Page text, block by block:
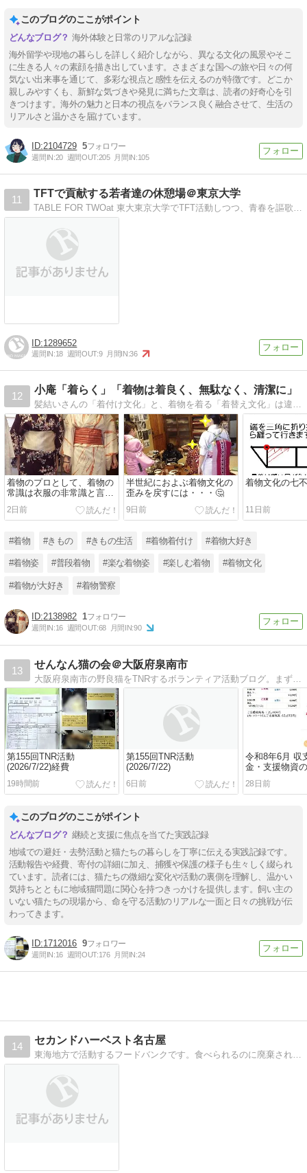
このブログのここがポイント
海外体験と日常のリアルな記録
海外留学や現地の暮らしを詳しく紹介しながら、異なる文化の風景やそこ
に生きる人々の素顔を描き出しています。さまざまな国への旅や日々の何
気ない出来事を通じて、多彩な視点と感性を伝えるのが特徴です。どこか
親しみやすくも、新鮮な気づきや発見に満ちた文章は、読者の好奇心を引
きつけます。海外の魅力と日本の視点をバランス良く融合させて、生活の
リアルさと温かさを届けています。
2104729 5
週間IN:20 週間OUT:205 月間IN:105
11
TFTで貢献する若者達の休憩場＠東京大学
TABLE FOR TWOat 東大東京大学でTFT活動しつつ、青春を謳歌する若人集団。長寿の秘訣はここに！？
1289652
週間IN:18 週間OUT:9 月間IN:36
12
小庵「着らく」「着物は着良く、無駄なく、清潔に」
髪結いさんの「着付け文化」と、着物を着る「着替え文化」は違います。
着物のプロとして、着物の
常識は衣服の非常識と言わ
れて何も思いませんか？〓
2日前
半世紀におよぶ着物文化の
歪みを戻すには・・・🤔
9日前
着物文化の七
11日前
#着物 #きもの #きもの生活 #着物着付け #着物大好き
#着物姿 #普段着物 #楽な着物姿 #楽しむ着物 #着物文化
#着物が大好き #着物警察
2138982 1
週間IN:16 週間OUT:68 月間IN:90
13
せんなん猫の会＠大阪府泉南市
大阪府泉南市の野良猫をTNRするボランティア活動ブログ。まずは職場からこつこつ始めてます。大阪府 泉南市 泉州 猫 野良猫 地域猫 TNR ボランティア
第155回TNR活動
(2026/7/22)経費
19時間前
第155回TNR活動
(2026/7/22)
6日前
令和8年6月 収
金・支援物資
28日前
このブログのここがポイント
継続と支援に焦点を当てた実践記録
地域での避妊・去勢活動と猫たちの暮らしを丁寧に伝える実践記録です。
活動報告や経費、寄付の詳細に加え、捕獲や保護の様子も生々しく綴られ
ています。読者には、猫たちの微細な変化や活動の裏側を理解し、温かい
気持ちとともに地域猫問題に関心を持つきっかけを提供します。飼い主の
いない猫たちの現場から、命を守る活動のリアルな一面と日々の挑戦が伝
わってきます。
1712016 9
週間IN:16 週間OUT:176 月間IN:24
14
セカンドハーベスト名古屋
東海地方で活動するフードバンクです。食べられるのに廃棄される食品を生活に困っている方に届けています。